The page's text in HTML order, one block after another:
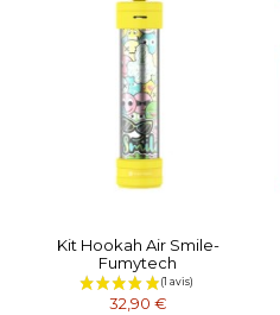
Kit Hookah Air Smile-
Fumytech
32,90 €